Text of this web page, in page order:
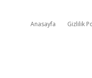
Anasayfa Gizlilik